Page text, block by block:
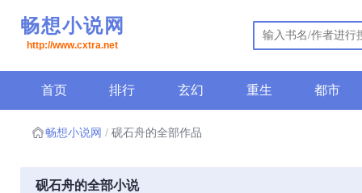
畅想小说网
http://www.cxtra.net
首页 排行 玄幻 重生 都市
畅想小说网 砚石舟的全部作品
砚石舟的全部小说